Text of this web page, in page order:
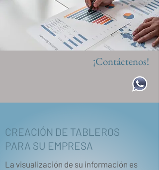
¡Contáctenos!
CREACIÓN DE TABLEROS
PARA SU EMPRESA
La visualización de su información es